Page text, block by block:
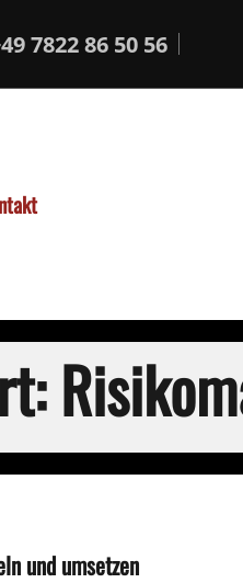
7822 86 50 56
und umsetzen